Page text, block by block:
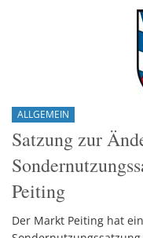
ALLGEMEIN
Satzung zur
Peiting
Der Markt Peiting hat